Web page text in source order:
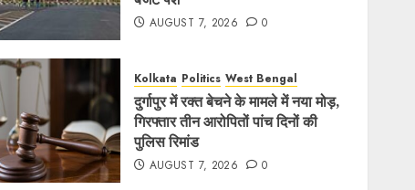
AUGUST 7, 2026 0
Kolkata Politics West Bengal
दुर्गापुर में रक्त बेचने के मामले में नया मोड़,
गिरफ्तार तीन आरोपितों पांच दिनों की
पुलिस रिमांड
AUGUST 7, 2026 0